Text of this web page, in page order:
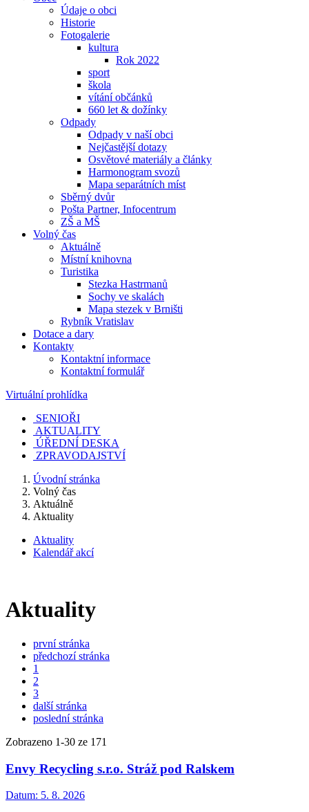
Údaje o obci
Historie
Fotogalerie
kultura
Rok 2022
sport
škola
vítání občánků
660 let & dožínky
Odpady
Odpady v naší obci
Nejčastější dotazy
Osvětové materiály a články
Harmonogram svozů
Mapa separátních míst
Sběrný dvůr
Pošta Partner, Infocentrum
ZŠ a MŠ
Volný čas
Aktuálně
Místní knihovna
Turistika
Stezka Hastrmanů
Sochy ve skalách
Mapa stezek v Brništi
Rybník Vratislav
Dotace a dary
Kontakty
Kontaktní informace
Kontaktní formulář
Virtuální prohlídka
SENIOŘI
AKTUALITY
ÚŘEDNÍ DESKA
ZPRAVODAJSTVÍ
Úvodní stránka
Volný čas
Aktuálně
Aktuality
Aktuality
Kalendář akcí
Aktuality
první stránka
předchozí stránka
1
2
3
další stránka
poslední stránka
Zobrazeno 1-30 ze 171
Envy Recycling s.r.o. Stráž pod Ralskem
Datum: 5. 8. 2026